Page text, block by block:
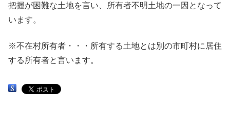
把握が困難な土地を言い、所有者不明土地の一因となって
います。
※不在村所有者・・・所有する土地とは別の市町村に居住
する所有者と言います。